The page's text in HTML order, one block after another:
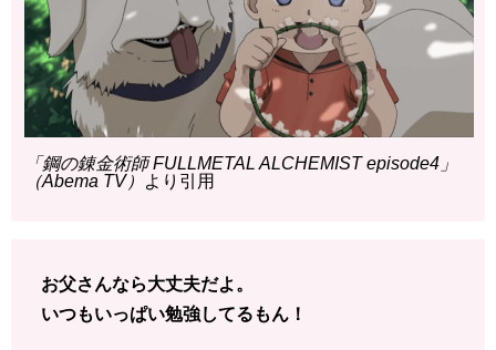
「鋼の錬金術師 FULLMETAL ALCHEMIST episode4」
（Abema TV）
より引用
お父さんなら大丈夫だよ。
いつもいっぱい勉強してるもん！